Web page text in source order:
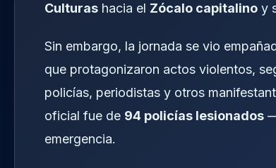
Culturas hacia el Zócalo capitalino y
Sin embargo, la jornada se vio
que protagonizaron actos violentos,
policías, periodistas y otros
oficial fue de 94 policías lesionados
emergencia.